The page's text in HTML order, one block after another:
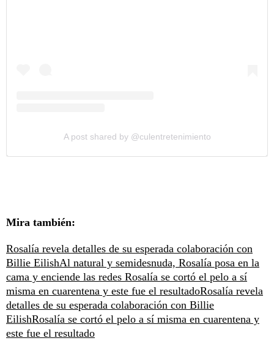
A post shared by @culentretenimiento
Mira también:
Rosalía revela detalles de su esperada colaboración con
Billie EilishAl natural y semidesnuda, Rosalía posa en la
cama y enciende las redes Rosalía se cortó el pelo a sí
misma en cuarentena y este fue el resultadoRosalía revela
detalles de su esperada colaboración con Billie
EilishRosalía se cortó el pelo a sí misma en cuarentena y
este fue el resultado